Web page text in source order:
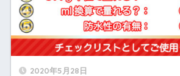
2020年5月28日